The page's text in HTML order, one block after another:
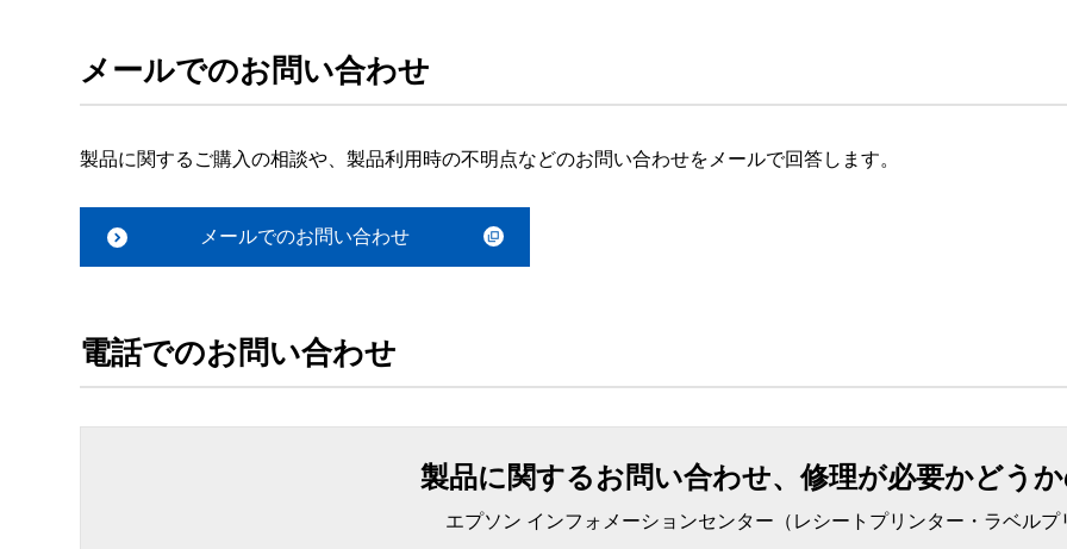
メールでのお問い合わせ
製品に関するご購入の相談や、製品利用時の不明点などのお問い合わせをメールで回答します。
メールでのお問い合わせ
電話でのお問い合わせ
製品に関するお問い合わせ、修理が必要かどう
エプソン インフォメーションセンター（レシートプリンター・ラベルプ